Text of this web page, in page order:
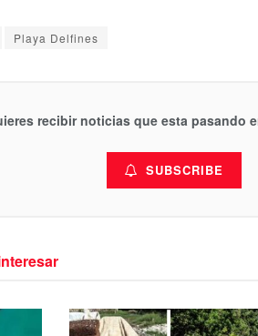
Playa Delfines
recibir noticias que esta pasando
SUBSCRIBE